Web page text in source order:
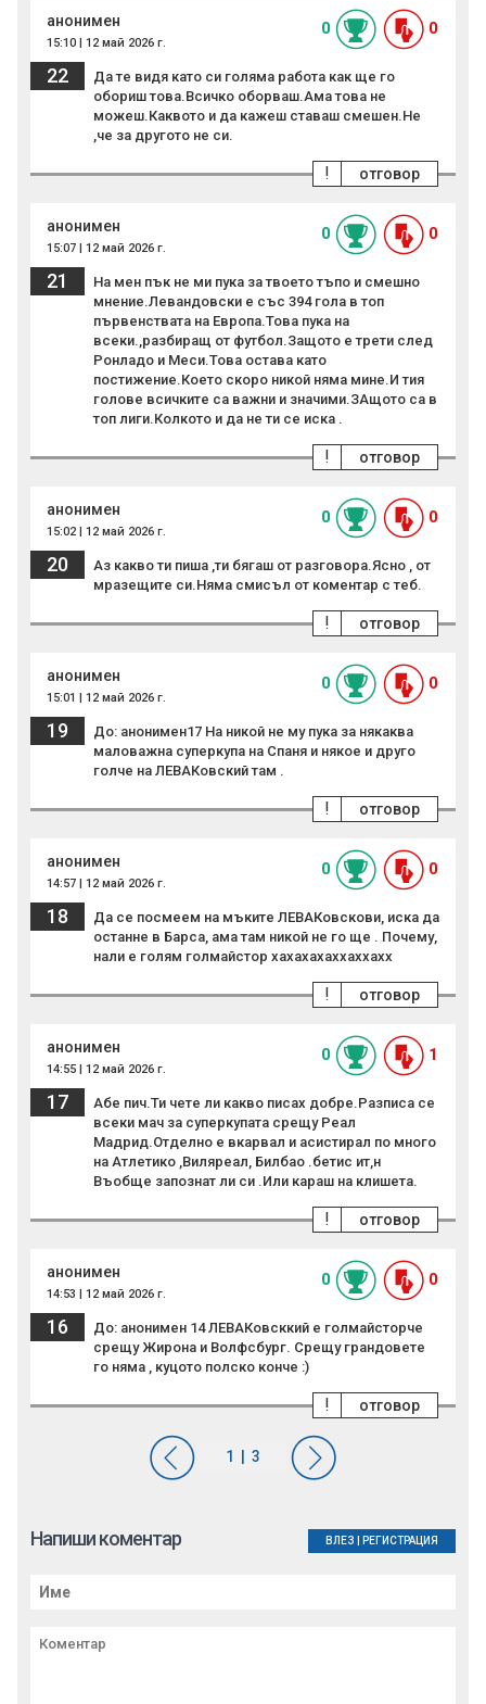
анонимен
15:10 | 12 май 2026 г.
0 0
22
Да те видя като си голяма работа как ще го
обориш това.Всичко оборваш.Ама това не
можеш.Каквото и да кажеш ставаш смешен.Не
,че за другото не си.
отговор
!
анонимен
15:07 | 12 май 2026 г.
0 0
21
На мен пък не ми пука за твоето тъпо и смешно
мнение.Левандовски е със 394 гола в топ
първенствата на Европа.Това пука на
всеки.,разбиращ от футбол.Защото е трети след
Ронладо и Меси.Това остава като
постижение.Което скоро никой няма мине.И тия
голове всичките са важни и значими.ЗАщото са в
топ лиги.Колкото и да не ти се иска .
отговор
!
анонимен
15:02 | 12 май 2026 г.
0 0
20
Аз какво ти пиша ,ти бягаш от разговора.Ясно , от
мразещите си.Няма смисъл от коментар с теб.
отговор
!
анонимен
15:01 | 12 май 2026 г.
0 0
19
До: анонимен17 На никой не му пука за някаква
маловажна суперкупа на Спаня и някое и друго
голче на ЛЕВАКовский там .
отговор
!
анонимен
14:57 | 12 май 2026 г.
0 0
18
Да се посмеем на мъките ЛЕВАКовскови, иска да
останне в Барса, ама там никой не го ще . Почему,
нали е голям голмайстор хахахахаххаххахх
отговор
!
анонимен
14:55 | 12 май 2026 г.
0 1
17
Абе пич.Ти чете ли какво писах добре.Разписа се
всеки мач за суперкупата срещу Реал
Мадрид.Отделно е вкарвал и асистирал по много
на Атлетико ,Виляреал, Билбао .бетис ит,н
Въобще запознат ли си .Или караш на клишета.
отговор
!
анонимен
14:53 | 12 май 2026 г.
0 0
16
До: анонимен 14 ЛЕВАКовсккий е голмайсторче
срещу Жирона и Волфсбург. Срещу грандовете
го няма , куцото полско конче :)
отговор
!
Напиши коментар ВЛЕЗ РЕГИСТРАЦИЯ